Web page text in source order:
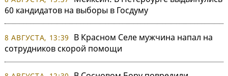
60 кандидатов на выборы в Госдуму
8 АВГУСТА, 13:39
В Красном Селе мужчина напал на
сотрудников скорой помощи